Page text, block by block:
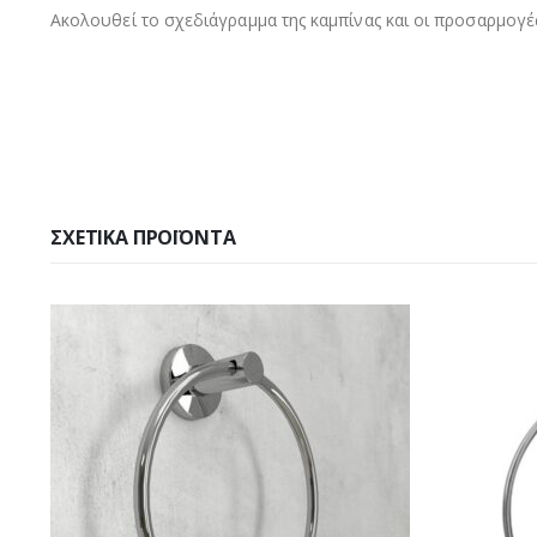
Ακολουθεί το σχεδιάγραμμα της καμπίνας και οι
ΣΧΕΤΙΚΆ ΠΡΟΪΌΝΤΑ